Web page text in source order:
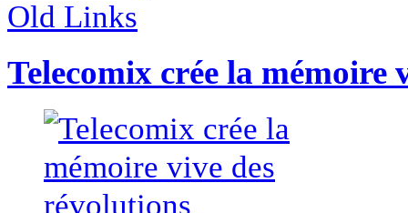
Old Links
Telecomix crée la mémoire